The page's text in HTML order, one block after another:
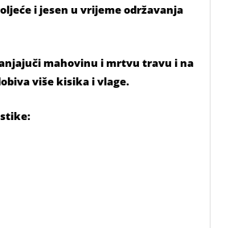
i jesen u vrijeme održavanja
mahovinu i mrtvu travu i na
više kisika i vlage.